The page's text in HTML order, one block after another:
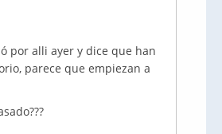
por alli ayer y dice que han
parece que empiezan a